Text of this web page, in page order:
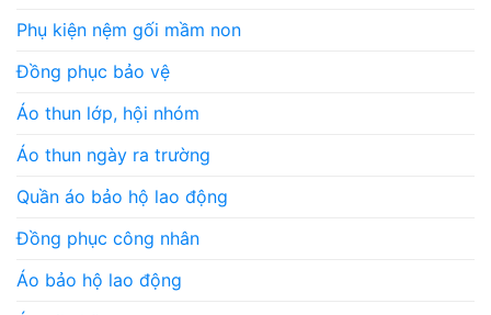
Phụ kiện nệm gối mầm non
Đồng phục bảo vệ
Áo thun lớp, hội nhóm
Áo thun ngày ra trường
Quần áo bảo hộ lao động
Đồng phục công nhân
Áo bảo hộ lao động